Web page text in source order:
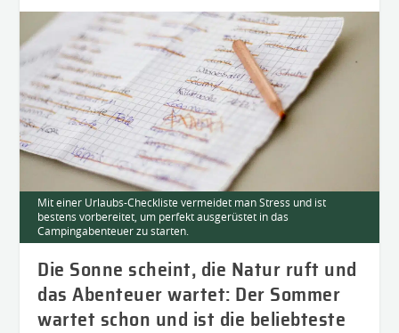
Mit einer Urlaubs-Checkliste vermeidet man Stress und ist
bestens vorbereitet, um perfekt ausgerüstet in das
Campingabenteuer zu starten.
Die Sonne scheint, die Natur ruft und
das Abenteuer wartet: Der Sommer
wartet schon und ist die beliebteste